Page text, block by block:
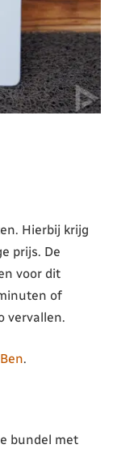
Hierbij krijg
prijs. De
voor dit
of
vervallen.
.
bundel met